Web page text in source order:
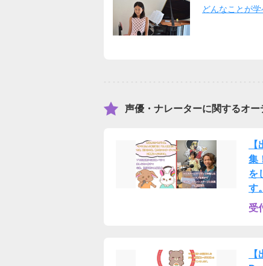
どんなことが学
声優・ナレーターに関するオー
集
を
す。
受